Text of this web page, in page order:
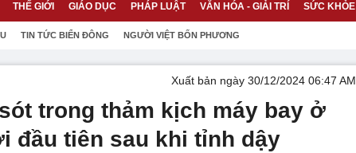
THẾ GIỚI GIÁO DỤC PHÁP LUẬT VĂN HÓA - GIẢI TRÍ SỨC KHỎE
TIN TỨC BIỂN ĐÔNG NGƯỜI VIỆT BỐN PHƯƠNG
Xuất bản ngày 30/12/2024 06:47 AM
trong thảm kịch máy bay ở
đầu tiên sau khi tỉnh dậy